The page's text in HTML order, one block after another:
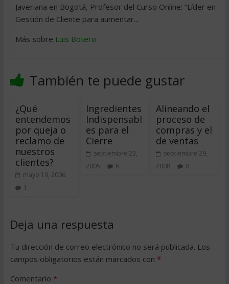
Javeriana en Bogotá, Profesor del Curso Online: “Líder en
Gestión de Cliente para aumentar...
Más sobre Luis Botero
También te puede gustar
¿Qué
entendemos
por queja o
reclamo de
nuestros
clientes?
mayo 19, 2006
1
Ingredientes
Indispensabl
es para el
Cierre
septiembre 23,
2005
6
Alineando el
proceso de
compras y el
de ventas
septiembre 29,
2008
0
Deja una respuesta
Tu dirección de correo electrónico no será publicada. Los
campos obligatorios están marcados con *
Comentario *